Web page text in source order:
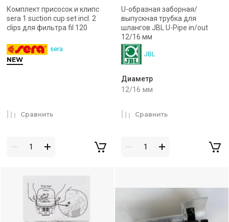
Комплект присосок и клипс
sera 1 suction cup set incl. 2
clips для фильтра fil 120
sera
NEW
Сравнить
U-образная заборная/
выпускная трубка для
шлангов JBL U-Pipe in/out
12/16 мм
JBL
Диаметр
12/16 мм
Сравнить